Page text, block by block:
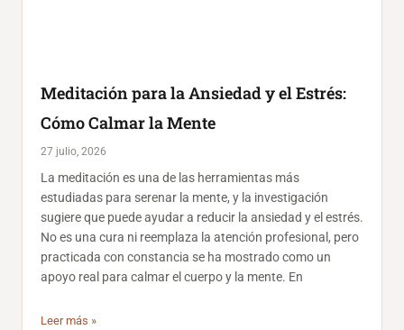
Meditación para la Ansiedad y el Estrés:
Cómo Calmar la Mente
27 julio, 2026
La meditación es una de las herramientas más
estudiadas para serenar la mente, y la investigación
sugiere que puede ayudar a reducir la ansiedad y el estrés.
No es una cura ni reemplaza la atención profesional, pero
practicada con constancia se ha mostrado como un
apoyo real para calmar el cuerpo y la mente. En
Leer más »